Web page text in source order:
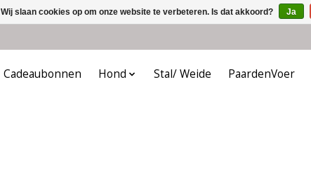
Cadeaubonnen Hond Stal/ Weide PaardenVoer
Wij slaan cookies op om onze website te verbeteren. Is dat akkoord? Ja